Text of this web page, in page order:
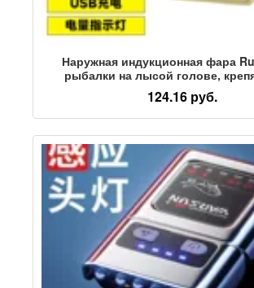
Наружная индукционная фара
рыбалки на лысой голове,
голове, специальная фара с
крышки, ночная рыболовная
голова, свет от краев
124.16 руб.